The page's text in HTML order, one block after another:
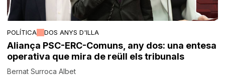
POLÍTICA DOS ANYS D'ILLA
Aliança PSC-ERC-Comuns, any dos: una entesa
operativa que mira de reüll els tribunals
Bernat Surroca Albet